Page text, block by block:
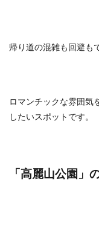
帰り道の混雑も回避も
ロマンチックな雰囲気
したいスポットです。
「高麗山公園 」